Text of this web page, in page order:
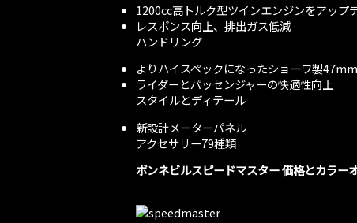
1200cc高トルク型ツインエンジンをアップ
レスポンス向上、排出ガス低減
ハンドリング
よりハイスペックになったショーワ製
ライダーとパッセンジャーの快適性向上
スタイルとディテール
新設計メーターパネル
アクセサリー79種類
ボンネビルスピードマスター 価格とカラ